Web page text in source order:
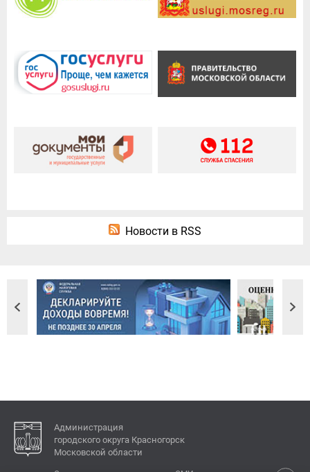
Новости в RSS
Администрация
городского округа Красногорск
Московской области